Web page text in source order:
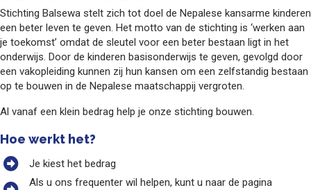
Stichting Balsewa stelt zich tot doel de Nepalese kansarme kinderen
een beter leven te geven. Het motto van de stichting is ‘werken aan
je toekomst’ omdat de sleutel voor een beter bestaan ligt in het
onderwijs. Door de kinderen basis­onderwijs te geven, gevolgd door
een vakopleiding kunnen zij hun kansen om een zelfstandig bestaan
op te bouwen in de Nepalese maatschappij vergroten.
Al vanaf een klein bedrag help je onze stichting bouwen.
Hoe werkt het?
Je kiest het bedrag
Als u ons frequenter wil helpen, kunt u naar de pagina